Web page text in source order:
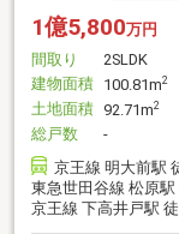
1億5,800万円
間取り
2SLDK
建物面積 100.81m2
土地面積 92.71m2
総戸数
-
京王線 明大前駅
東急世田谷線 松原駅
京王線 下高井戸駅